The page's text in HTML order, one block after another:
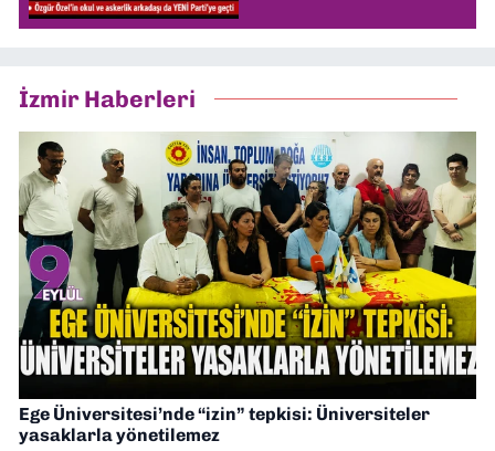
İzmir Haberleri
Ege Üniversitesi’nde “izin” tepkisi: Üniversiteler
yasaklarla yönetilemez